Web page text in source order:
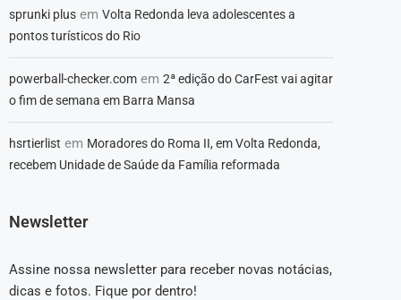
sprunki plus em Volta Redonda leva adolescentes a
pontos turísticos do Rio
powerball-checker.com em 2ª edição do CarFest vai agitar
o fim de semana em Barra Mansa
hsrtierlist em Moradores do Roma II, em Volta Redonda,
recebem Unidade de Saúde da Família reformada
Newsletter
Assine nossa newsletter para receber novas notácias,
dicas e fotos. Fique por dentro!